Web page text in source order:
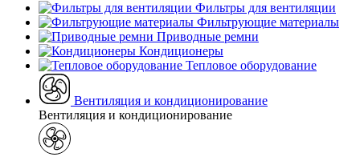
Фильтры для вентиляции
Фильтрующие материалы
Приводные ремни
Кондиционеры
Тепловое оборудование
Вентиляция и кондиционирование
Вентиляция и кондиционирование